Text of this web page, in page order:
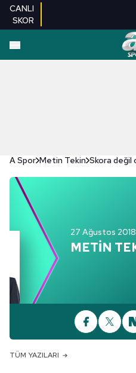
CANLI
SKOR
A Spor Metin Tekin Skora değil
27 Ağustos 2018
METİN
TÜM YAZILARI